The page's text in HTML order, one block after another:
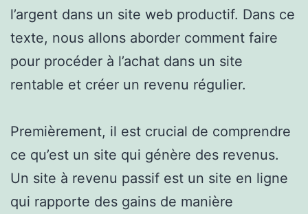
l’argent dans un site web productif. Dans ce
texte, nous allons aborder comment faire
pour procéder à l’achat dans un site
rentable et créer un revenu régulier.
Premièrement, il est crucial de comprendre
ce qu’est un site qui génère des revenus.
Un site à revenu passif est un site en ligne
qui rapporte des gains de manière